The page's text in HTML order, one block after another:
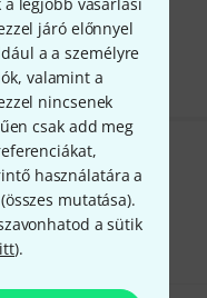
járó előnnyel
a a személyre
valamint a
nincsenek
csak add meg
használatára a
összes mutatása).
a sütik
itt).
Ft fölött
ÁFÁ-t
& Visszajelzések